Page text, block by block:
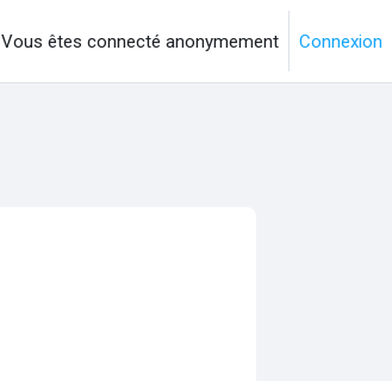
Vous êtes connecté anonymement Connexion